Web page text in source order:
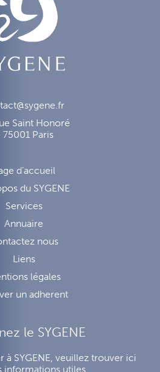
Saint Honoré
75001 Paris
d’accueil
du SYGENE
Services
Annuaire
nous
Liens
légales
un adherent
le SYGENE
à SYGENE, veuillez trouver ici
informations utiles.